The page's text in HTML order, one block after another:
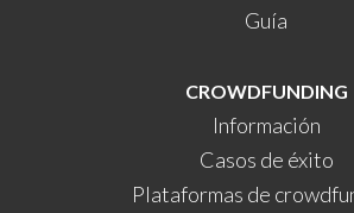
Guía
CROWDFUNDING
Información
Casos de éxito
Plataformas de